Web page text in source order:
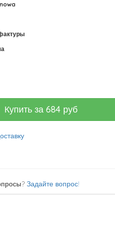
Купить за 684 руб
Задайте вопрос!